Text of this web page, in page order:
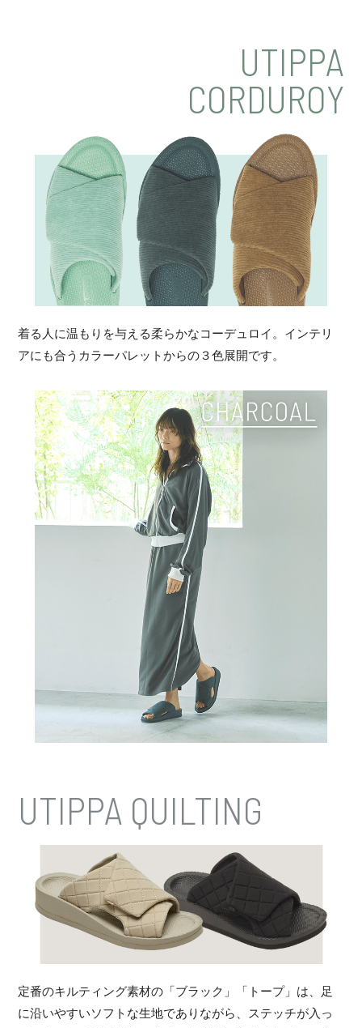
UTIPPA
CORDUROY
着る人に温もりを与える柔らかなコーデュロイ。インテリ
アにも合うカラーパレットからの３色展開です。
UTIPPA QUILTING
定番のキルティング素材の「ブラック」「トープ」は、足
に沿いやすいソフトな生地でありながら、ステッチが入っ